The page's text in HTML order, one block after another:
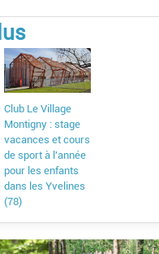
Club Le Village
Montigny : stage
vacances et cours
de sport à l'année
pour les enfants
dans les Yvelines
(78)